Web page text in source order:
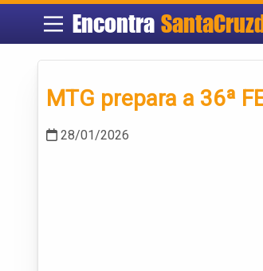
Encontra
MTG prepara a 36ª
28/01/2026